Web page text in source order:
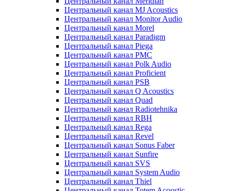
Центральный канал MJ Acoustics
Центральный канал Monitor Audio
Центральный канал Morel
Центральный канал Paradigm
Центральный канал Piega
Центральный канал PMC
Центральный канал Polk Audio
Центральный канал Proficient
Центральный канал PSB
Центральный канал Q Acoustics
Центральный канал Quad
Центральный канал Radiotehnika
Центральный канал RBH
Центральный канал Rega
Центральный канал Revel
Центральный канал Sonus Faber
Центральный канал Sunfire
Центральный канал SVS
Центральный канал System Audio
Центральный канал Thiel